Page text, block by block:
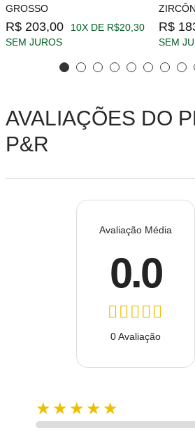
GROSSO
R$ 203,00
10X DE R$20,30
SEM JUROS
R$
SEM
AVALIAÇÕES DO
P&R
Avaliação Média
0.0
0 Avaliação
★★★★★